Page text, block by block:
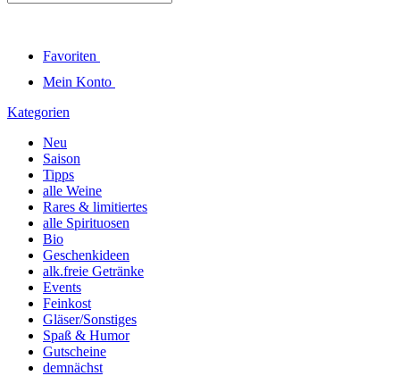
Favoriten
Mein Konto
Kategorien
Neu
Saison
Tipps
alle Weine
Rares & limitiertes
alle Spirituosen
Bio
Geschenkideen
alk.freie Getränke
Events
Feinkost
Gläser/Sonstiges
Spaß & Humor
Gutscheine
demnächst